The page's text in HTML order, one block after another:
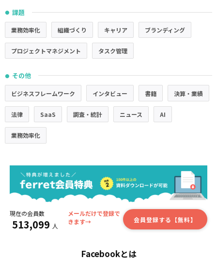
● 課題
業務効率化 組織づくり キャリア ブランディング
プロジェクトマネジメント タスク管理
● その他
ビジネスフレームワーク インタビュー 書籍 決算・業績
法律 SaaS 調査・統計 ニュース AI
業務効率化
現在の会員数
513,099 人
メールだけで登録で
きます→
会員登録する【無料】
Facebookとは